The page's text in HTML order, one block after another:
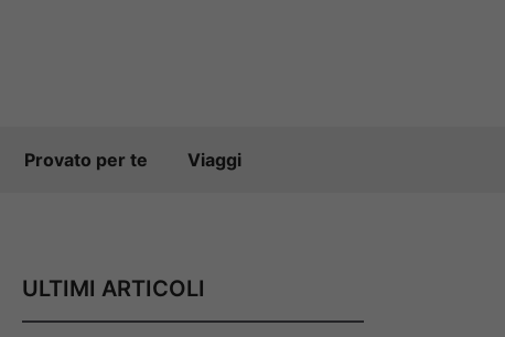
Provato per te Viaggi
ULTIMI ARTICOLI